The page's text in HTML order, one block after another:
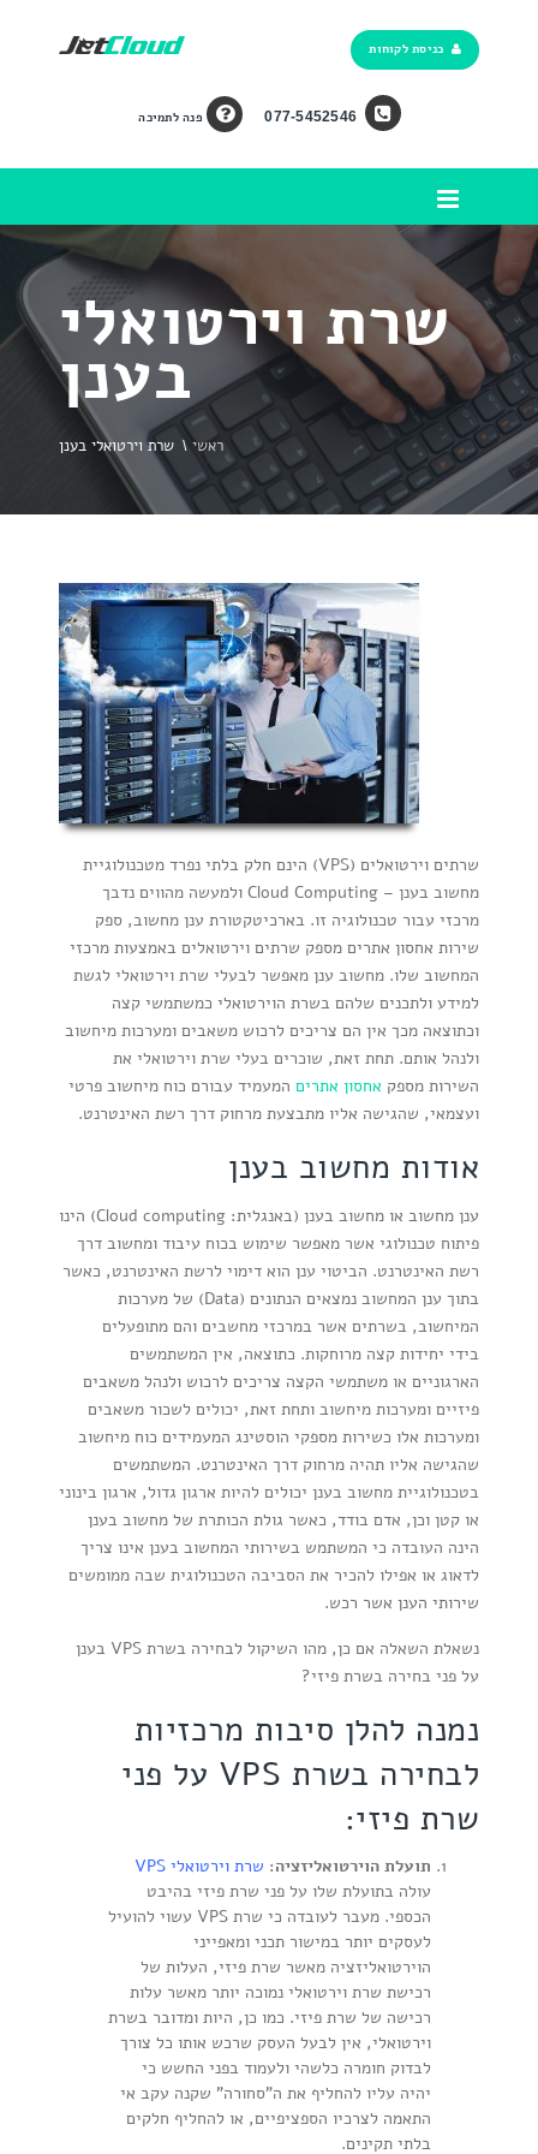
077-5452546 פנה לתמיכה
כניסת לקוחות
שרת וירטואלי
בענן
ראשי \ שרת וירטואלי בענן
שרתים וירטואלים (VPS) הינם חלק בלתי נפרד מטכנולוגיית
מחשוב בענן – Cloud Computing ולמעשה מהווים נדבך
מרכזי עבור טכנולוגיה זו. בארכיטקטורת ענן מחשוב, ספק
שירות אחסון אתרים מספק שרתים וירטואלים באמצעות מרכזי
המחשוב שלו. מחשוב ענן מאפשר לבעלי שרת וירטואלי לגשת
למידע ולתכנים שלהם בשרת הוירטואלי כמשתמשי קצה
וכתוצאה מכך אין הם צריכים לרכוש משאבים ומערכות מיחשוב
ולנהל אותם. תחת זאת, שוכרים בעלי שרת וירטואלי את
השירות מספק אחסון אתרים המעמיד עבורם כוח מיחשוב פרטי
ועצמאי, שהגישה אליו מתבצעת מרחוק דרך רשת האינטרנט.
אודות מחשוב בענן
ענן מחשוב או מחשוב בענן (באנגלית: Cloud computing) הינו
פיתוח טכנולוגי אשר מאפשר שימוש בכוח עיבוד ומחשוב דרך
רשת האינטרנט. הביטוי ענן הוא דימוי לרשת האינטרנט, כאשר
בתוך ענן המחשוב נמצאים הנתונים (Data) של מערכות
המיחשוב, בשרתים אשר במרכזי מחשבים והם מתופעלים
בידי יחידות קצה מרוחקות. כתוצאה, אין המשתמשים
הארגוניים או משתמשי הקצה צריכים לרכוש ולנהל משאבים
פיזיים ומערכות מיחשוב ותחת זאת, יכולים לשכור משאבים
ומערכות אלו כשירות מספקי הוסטינג המעמידים כוח מיחשוב
שהגישה אליו תהיה מרחוק דרך האינטרנט. המשתמשים
בטכנולוגיית מחשוב בענן יכולים להיות ארגון גדול, ארגון בינוני
או קטן וכן, אדם בודד, כאשר גולת הכותרת של מחשוב בענן
הינה העובדה כי המשתמש בשירותי המחשוב בענן אינו צריך
לדאוג או אפילו להכיר את הסביבה הטכנולוגית שבה ממומשים
שירותי הענן אשר רכש.
נשאלת השאלה אם כן, מהו השיקול לבחירה בשרת VPS בענן
על פני בחירה בשרת פיזי?
נמנה להלן סיבות מרכזיות
לבחירה בשרת VPS על פני
שרת פיזי:
תועלת הוירטואליזציה: שרת וירטואלי VPS
עולה בתועלת שלו על פני שרת פיזי בהיבט
הכספי. מעבר לעובדה כי שרת VPS עשוי להועיל
לעסקים יותר במישור תכני ומאפייני
הוירטואליזציה מאשר שרת פיזי, העלות של
רכישת שרת וירטואלי נמוכה יותר מאשר עלות
רכישה של שרת פיזי. כמו כן, היות ומדובר בשרת
וירטואלי, אין לבעל העסק שרכש אותו כל צורך
לבדוק חומרה כלשהי ולעמוד בפני החשש כי
יהיה עליו להחליף את ה”סחורה” שקנה עקב אי
התאמה לצרכיו הספציפיים, או להחליף חלקים
בלתי תקינים.